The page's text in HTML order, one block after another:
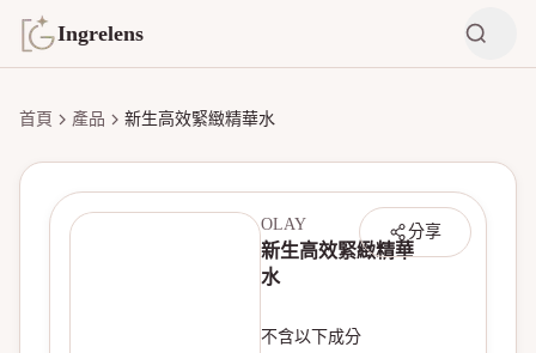
Ingrelens
首頁 產品 新生高效緊緻精華水
分享
OLAY
新生高效緊緻精華
水
不含以下成分